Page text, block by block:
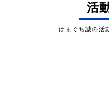
活
はまぐち誠の活